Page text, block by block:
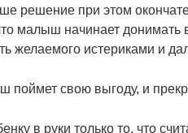
решение при этом
малыш начинает донимать
желаемого истериками и
поймет свою выгоду, и
в руки только то, что